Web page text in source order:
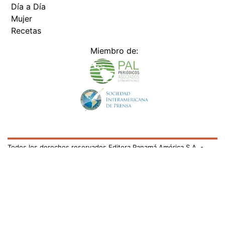
Día a Día
Mujer
Recetas
Miembro de:
Todos los derechos reservados Editora Panamá América S.A. -